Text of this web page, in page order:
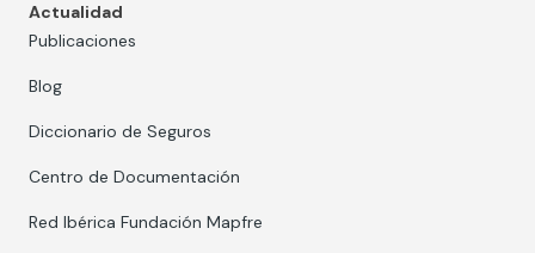
Actualidad
Publicaciones
Blog
Diccionario de Seguros
Centro de Documentación
Red Ibérica Fundación Mapfre